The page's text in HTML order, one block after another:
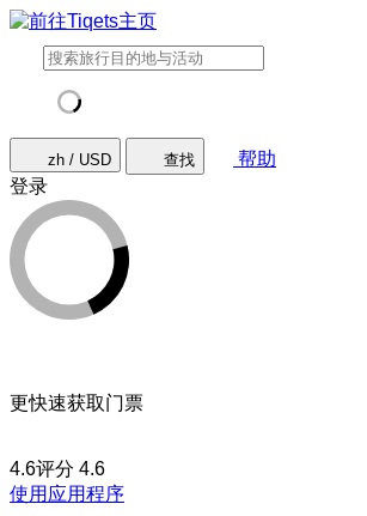
zh / USD 查找
帮助
登录
更快速获取门票
4.6评分 4.6
使用应用程序